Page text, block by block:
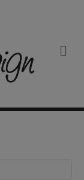
k